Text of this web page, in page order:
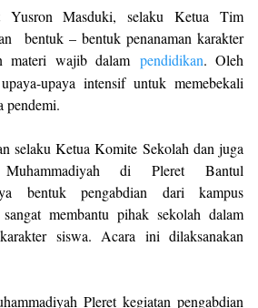
Yusron Masduki, selaku Ketua Tim
bentuk – bentuk penanaman karakter
materi wajib dalam pendidikan. Oleh
upaya intensif untuk memebekali
pendemi.
selaku Ketua Komite Sekolah dan juga
di Pleret Bantul
bentuk pengabdian dari kampus
membantu pihak sekolah dalam
siswa. Acara ini dilaksanakan
Pleret kegiatan pengabdian